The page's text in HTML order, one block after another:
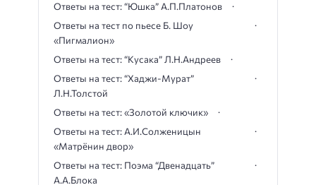
Ответы на тест: “Юшка” А.П.Платонов
Ответы на тест по пьесе Б. Шоу
«Пигмалион»
Ответы на тест: “Кусака” Л.Н.Андреев
Ответы на тест: “Хаджи-Мурат”
Л.Н.Толстой
Ответы на тест: «Золотой ключик»
Ответы на тест: А.И.Солженицын
«Матрёнин двор»
Ответы на тест: Поэма “Двенадцать”
А.А.Блока